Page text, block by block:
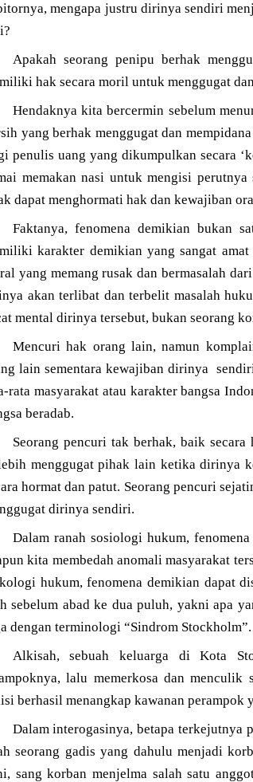
mengapa justru dirinya sendiri
Apakah seorang penipu berhak
hak secara moril untuk menggugat
Hendaknya kita bercermin sebelum
yang berhak menggugat dan
penulis uang yang dikumpulkan secara
memakan nasi untuk mengisi
dapat menghormati hak dan kewajiban
Faktanya, fenomena demikian bukan
karakter demikian yang sangat
yang memang rusak dan bermasalah
akan terlibat dan terbelit masalah
mental dirinya tersebut, bukan seorang
Mencuri hak orang lain, namun
lain sementara kewajiban dirinya
rata masyarakat atau karakter bangsa
beradab.
Seorang pencuri tak berhak, baik
menggugat pihak lain ketika dirinya
hormat dan patut. Seorang pencuri
dirinya sendiri.
Dalam ranah sosiologi hukum,
kita membedah anomali masyarakat
hukum, fenomena demikian dapat
sebelum abad ke dua puluh, yakni apa
dengan terminologi “Sindrom Stockholm”.
Alkisah, sebuah keluarga di Kota
lalu memerkosa dan menculik
berhasil menangkap kawanan perampok
Dalam interogasinya, betapa terkejutnya
seorang gadis yang dahulu menjadi
sang korban menjelma salah satu